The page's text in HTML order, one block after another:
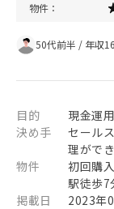
物件：
50代前半 / 年収
目的
現金運用
決め手
セール
理がで
物件
初回購
駅徒歩7
掲載日
2023年